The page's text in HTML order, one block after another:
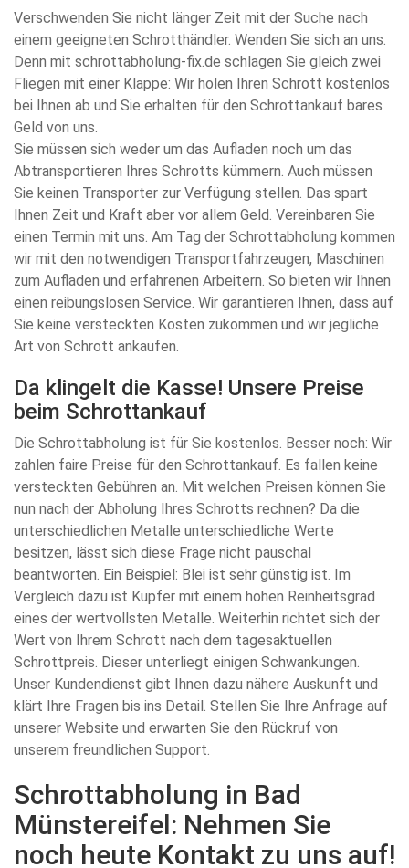
Verschwenden Sie nicht länger Zeit mit der Suche nach
einem geeigneten Schrotthändler. Wenden Sie sich an uns.
Denn mit schrottabholung-fix.de schlagen Sie gleich zwei
Fliegen mit einer Klappe: Wir holen Ihren Schrott kostenlos
bei Ihnen ab und Sie erhalten für den Schrottankauf bares
Geld von uns.
Sie müssen sich weder um das Aufladen noch um das
Abtransportieren Ihres Schrotts kümmern. Auch müssen
Sie keinen Transporter zur Verfügung stellen. Das spart
Ihnen Zeit und Kraft aber vor allem Geld. Vereinbaren Sie
einen Termin mit uns. Am Tag der Schrottabholung kommen
wir mit den notwendigen Transportfahrzeugen, Maschinen
zum Aufladen und erfahrenen Arbeitern. So bieten wir Ihnen
einen reibungslosen Service. Wir garantieren Ihnen, dass auf
Sie keine versteckten Kosten zukommen und wir jegliche
Art von Schrott ankaufen.
Da klingelt die Kasse! Unsere Preise
beim Schrottankauf
Die Schrottabholung ist für Sie kostenlos. Besser noch: Wir
zahlen faire Preise für den Schrottankauf. Es fallen keine
versteckten Gebühren an. Mit welchen Preisen können Sie
nun nach der Abholung Ihres Schrotts rechnen? Da die
unterschiedlichen Metalle unterschiedliche Werte
besitzen, lässt sich diese Frage nicht pauschal
beantworten. Ein Beispiel: Blei ist sehr günstig ist. Im
Vergleich dazu ist Kupfer mit einem hohen Reinheitsgrad
eines der wertvollsten Metalle. Weiterhin richtet sich der
Wert von Ihrem Schrott nach dem tagesaktuellen
Schrottpreis. Dieser unterliegt einigen Schwankungen.
Unser Kundendienst gibt Ihnen dazu nähere Auskunft und
klärt Ihre Fragen bis ins Detail. Stellen Sie Ihre Anfrage auf
unserer Website und erwarten Sie den Rückruf von
unserem freundlichen Support.
Schrottabholung in Bad
Münstereifel: Nehmen Sie
noch heute Kontakt zu uns auf!